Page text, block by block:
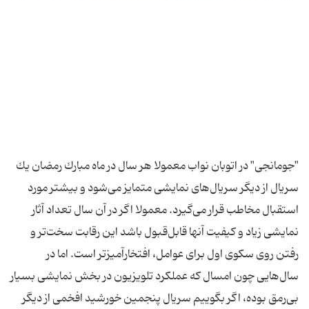
"جومانجی" در اتوبان نواب معمولا هر سال در ماه مبارك رمضان یك
سریال از دیگر سریال‌های نمایشی متمایز می‌شود و بیشتر مورد
استقبال مخاطب قرار می‌گیرد. معمولا اگر در آن سال تعداد آثار
نمایشی زیاد و كیفیت آنها قابل‌قبول باشد این رقابت سخت‌تر و
رفتن روی سكوی اول برای عوامل، افتخار‌آمیز‌تر است. اما در
سال‌هایی چون امسال كه عملكرد تلویزیون در بخش نمایشی بسیار
بی‌رمق بوده، اگر بگوییم سریال پنجمین خورشید افخمی از دیگر